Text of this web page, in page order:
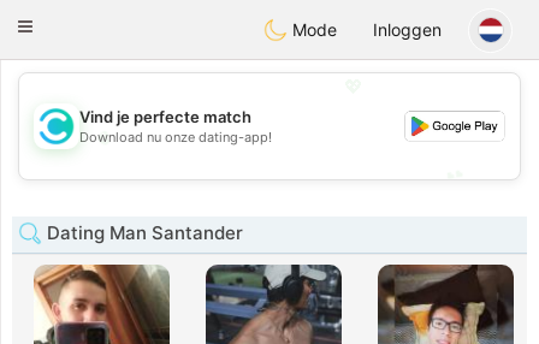
olombiaCitas
Toggle
Mode Inloggen
💖
💕
Vind je perfecte match
Download nu onze dating-app!
Dating Man Santander